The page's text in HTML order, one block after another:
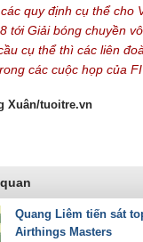
quy định cụ thể cho
tới Giải bóng chuyền
cụ thể thì các liên
các cuộc họp của
Xuân/tuoitre.vn
Quang Liêm tiến sát
Airthings Masters